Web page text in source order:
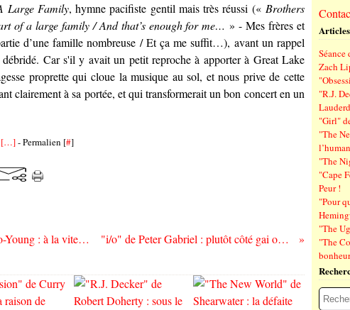
Large Family, hymne pacifiste gentil mais très réussi (« Brothers
of a large family / And that’s enough for me… » - Mes frères et
d’une famille nombreuse / Et ça me suffit…), avant un rappel
Car s'il y avait un petit reproche à apporter à Great Lake
proprette qui cloue la musique au sol, et nous prive de cette
clairement à sa portée, et qui transformerait un bon concert en un
…]- Permalien [#]
"L’odyssée des étoiles" de Kim Bo-Young : à la vitesse de la lumière ! "i/o" de Peter Gabriel : plutôt côté gai ou côté sombre ?
Mars
Mai
Avril
Juin
Mai
Juin
Mai
Juin
Mai
Août
Juin
Mai
Juin
Mai
Zach
"R.J.
"Girl"
"The
"The
"Cape
Peur !
"Pour
"The
"The
bonheur